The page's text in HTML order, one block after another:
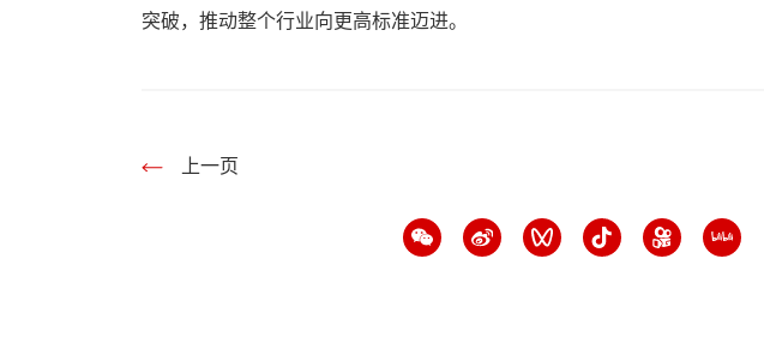
突破，推动整个行业向更高标准迈进。
上一页